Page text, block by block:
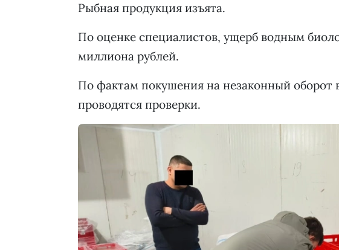
Рыбная продукция изъята.
По оценке специалистов, ущерб водным
миллиона рублей.
По фактам покушения на незаконный оборот
проводятся проверки.